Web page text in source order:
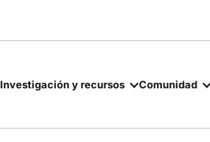
Investigación y recursos Comunidad